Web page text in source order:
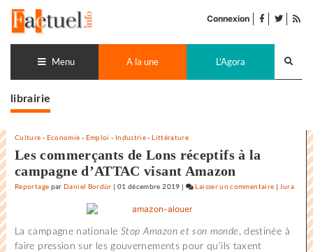
contenu
Connexion facebook
twitter
Menu A la une L'Agora
librairie
Culture - Economie - Emploi - Industrie-Littérature
Les commerçants de Lons réceptifs à la
campagne d’ATTAC visant Amazon
Reportage parDaniel Bordür | 01 décembre 2019 | Laisser un commentaire on
de
| Jura
La campagne nationale Stop Amazon et son monde , destinée à
faire pression sur les gouvernements pour qu'ils taxent